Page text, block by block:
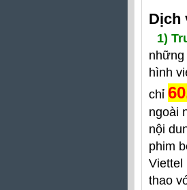
Dịch
1)
hình
chỉ
ngoài
nội
phim
Viettel
thao